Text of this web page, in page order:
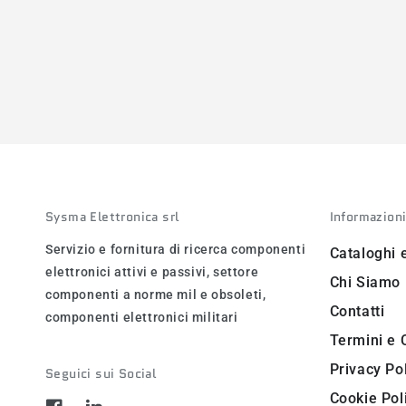
Sysma Elettronica srl
Servizio e fornitura di ricerca componenti
elettronici attivi e passivi, settore
componenti a norme mil e obsoleti,
componenti elettronici militari
Seguici sui Social
Informazioni
Cataloghi
Chi Siamo
Contatti
Termini e
Privacy
Cookie